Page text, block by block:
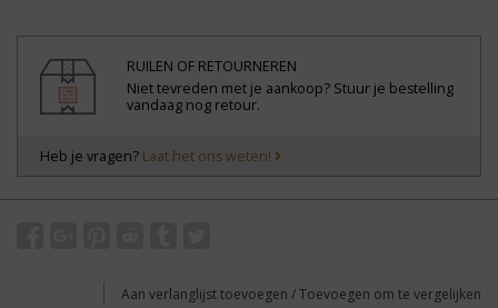
RUILEN OF RETOURNEREN
Niet tevreden met je aankoop? Stuur je bestelling
vandaag nog retour.
Heb je vragen? Laat het ons weten!
Aan verlanglijst toevoegen /Toevoegen om te vergelijken